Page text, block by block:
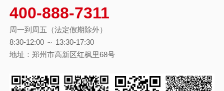
400-888-7311
周一到周五（法定假期除外）
8:30-12:00 ～ 13:30-17:30
地址：郑州市高新区红枫里68号